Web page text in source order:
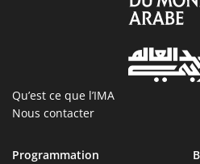
Qu’est ce que l’IMA
Nous contacter
Programmation